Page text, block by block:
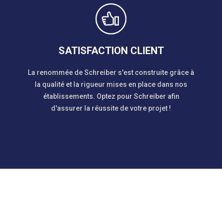
SATISFACTION CLIENT
La renommée de Schreiber s'est construite grâce à
la qualité et la rigueur mises en place dans nos
établissements. Optez pour Schreiber afin
d'assurer la réussite de votre projet !